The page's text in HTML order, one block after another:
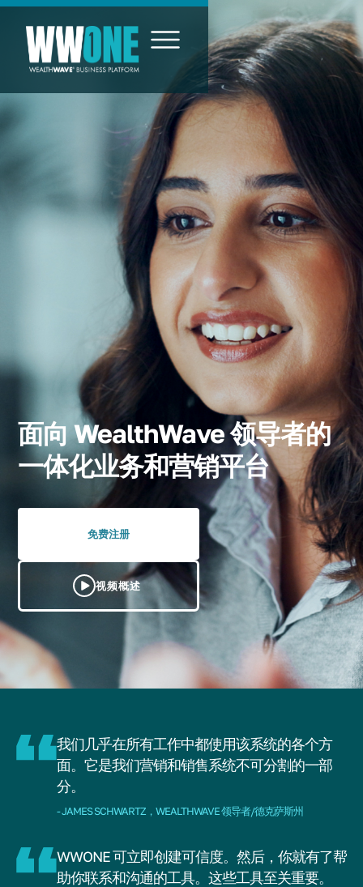
面向 WealthWave 领导者的
一体化业务和营销平台
免费注册
视频概述
我们几乎在所有工作中都使用该系统的各个方
面。它是我们营销和销售系统不可分割的一部
分。
- JAMES SCHWARTZ，WEALTHWAVE 领导者/德克萨斯州
WWONE 可立即创建可信度。然后，你就有了帮
助你联系和沟通的工具。这些工具至关重要。